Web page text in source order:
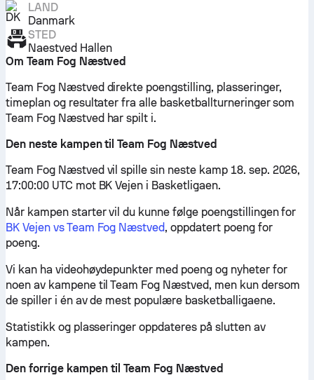
LAND
Danmark
STED
Naestved Hallen
Om Team Fog Næstved
Team Fog Næstved direkte poengstilling, plasseringer,
timeplan og resultater fra alle basketballturneringer som
Team Fog Næstved har spilt i.
Den neste kampen til Team Fog Næstved
Team Fog Næstved vil spille sin neste kamp 18. sep. 2026,
17:00:00 UTC mot BK Vejen i Basketligaen.
Når kampen starter vil du kunne følge poengstillingen for
BK Vejen vs Team Fog Næstved, oppdatert poeng for
poeng.
Vi kan ha videohøydepunkter med poeng og nyheter for
noen av kampene til Team Fog Næstved, men kun dersom
de spiller i én av de mest populære basketballigaene.
Statistikk og plasseringer oppdateres på slutten av
kampen.
Den forrige kampen til Team Fog Næstved